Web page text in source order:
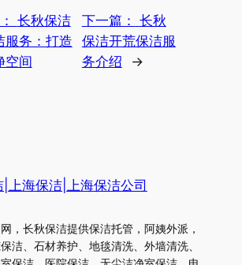
长秋保洁
服务：打造
空间
下一篇： 长秋
保洁开荒保洁服
务介绍
→
上海保洁|上海保洁公司
，长秋保洁提供保洁托管，阿姨外派，
洁、石材养护、地毯清洗、外墙清洗、